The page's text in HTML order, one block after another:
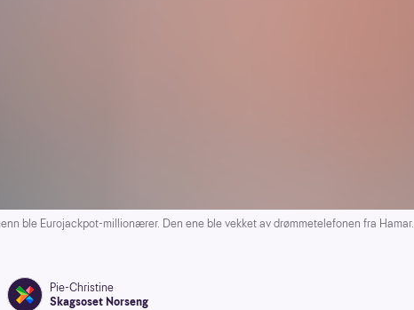
ble Eurojackpot-millionærer. Den ene ble vekket av drømmetelefonen fra Hamar.
Pie-Christine
Skagsoset Norseng